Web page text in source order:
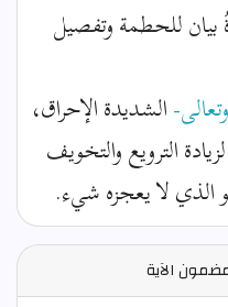
بيان للحطمة وتفصيل
الشديدة الإحراق،
لزيادة الترويع والتخويف
الذي لا يعجزه شيء.
الآية